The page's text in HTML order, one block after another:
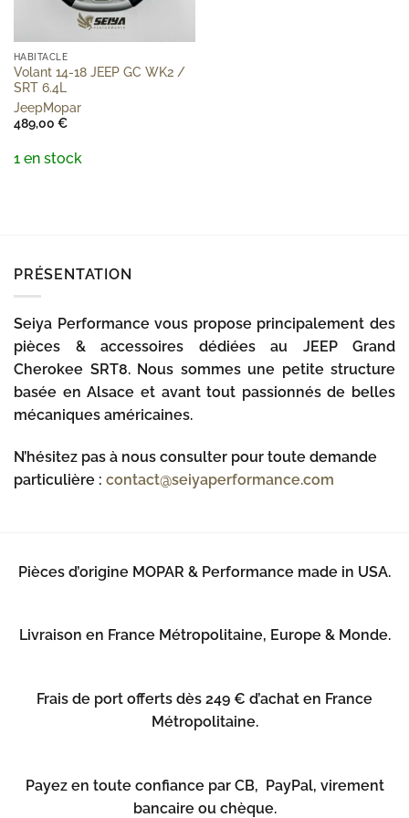
HABITACLE
Volant 14-18 JEEP GC WK2 /
SRT 6.4L
JeepMopar
489,00 €
1 en stock
PRÉSENTATION
Seiya Performance vous propose principalement des
pièces & accessoires dédiées au JEEP Grand
Cherokee SRT8. Nous sommes une petite structure
basée en Alsace et avant tout passionnés de belles
mécaniques américaines.
N’hésitez pas à nous consulter pour toute demande
particulière : contact@seiyaperformance.com
Pièces d’origine MOPAR & Performance made in USA.
Livraison en France Métropolitaine, Europe & Monde.
Frais de port offerts dès 249 € d’achat en France
Métropolitaine.
Payez en toute confiance par CB, PayPal, virement
bancaire ou chèque.